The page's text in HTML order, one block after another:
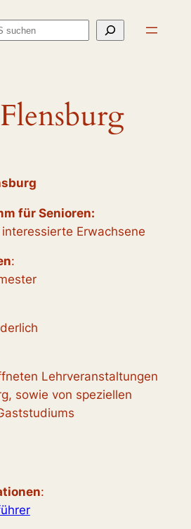
für Senioren:
Erwachsene
:
Lehrveranstaltungen
sowie von speziellen
: